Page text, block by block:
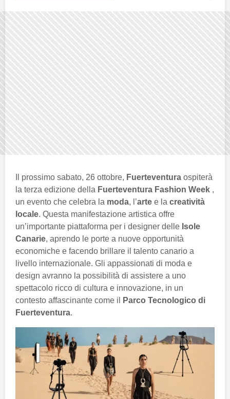
Il prossimo sabato, 26 ottobre, Fuerteventura ospiterà
la terza edizione della Fuerteventura Fashion Week ,
un evento che celebra la moda, l’arte e la creatività
locale. Questa manifestazione artistica offre
un’importante piattaforma per i designer delle Isole
Canarie, aprendo le porte a nuove opportunità
economiche e facendo brillare il talento canario a
livello internazionale. Gli appassionati di moda e
design avranno la possibilità di assistere a uno
spettacolo ricco di cultura e innovazione, in un
contesto affascinante come il
Parco Tecnologico di
Fuerteventura.